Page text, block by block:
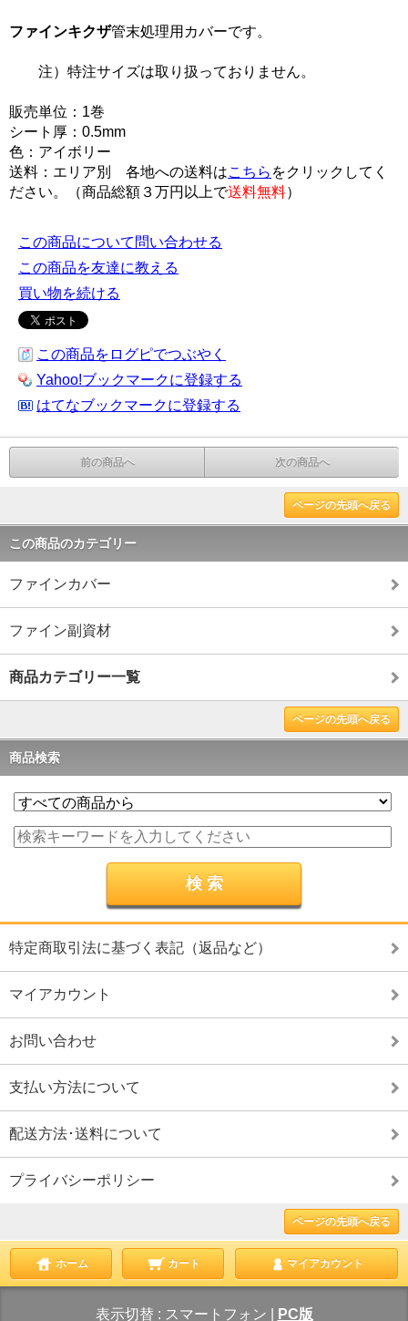
ファインキクザ管末処理用カバーです。
注）特注サイズは取り扱っておりません。
販売単位：1巻
シート厚：0.5mm
色：アイボリー
送料：エリア別 各地への送料はこちら をクリックしてく
ださい。（商品総額３万円以上で送料無料）
この商品について問い合わせる
この商品を友達に教える
買い物を続ける
この商品をログピでつぶやく
Yahoo!ブックマークに登録する
はてなブックマークに登録する
前の商品へ 次の商品へ
ページの先頭へ戻る
この商品のカテゴリー
ファインカバー
ファイン副資材
商品カテゴリー一覧
ページの先頭へ戻る
商品検索
特定商取引法に基づく表記（返品など）
マイアカウント
お問い合わせ
支払い方法について
配送方法･送料について
プライバシーポリシー
ページの先頭へ戻る
ホーム カート マイアカウント
表示切替 : スマートフォン PC版